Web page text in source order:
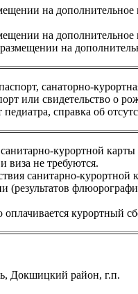
на
на дополнительное
на
санаторно-
или свидетельство о
педиатра, справка об
курортной
виза не требуются.
санитарно-
(результатов
оплачивается курортный
Докшицкий район, г.п.